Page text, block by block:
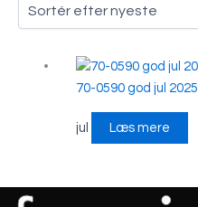
70-0590 god jul 2025
jul Læs mere